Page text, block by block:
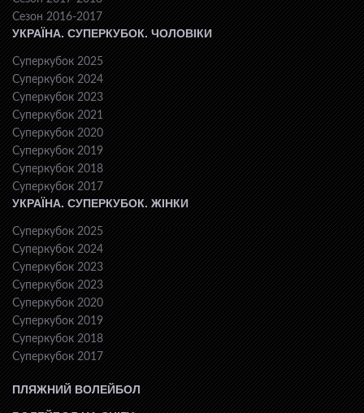
Сезон 2016-2017
УКРАЇНА. СУПЕРКУБОК. ЧОЛОВІКИ
Суперкубок 2025
Суперкубок 2024
Суперкубок 2023
Суперкубок 2021
Суперкубок 2020
Суперкубок 2019
Суперкубок 2018
Суперкубок 2017
УКРАЇНА. СУПЕРКУБОК. ЖІНКИ
Суперкубок 2025
Суперкубок 2024
Суперкубок 2023
Суперкубок 2023
Суперкубок 2020
Суперкубок 2019
Суперкубок 2018
Суперкубок 2017
ПЛЯЖНИЙ ВОЛЕЙБОЛ